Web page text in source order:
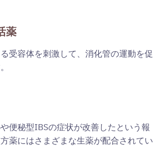
薬
受容体を刺激して、消化管の運動を促
便秘型IBSの症状が改善したという報
薬にはさまざまな生薬が配合されてい